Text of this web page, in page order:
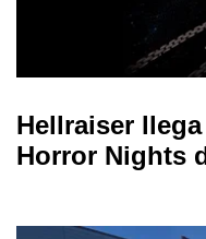
Hellraiser
Horror Nights